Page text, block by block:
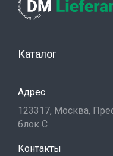
Каталог
Адрес
123317, Москва,
блок С
Контакты